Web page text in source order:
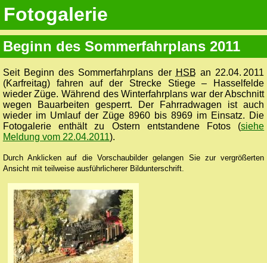
Fotogalerie
Beginn des Sommerfahrplans 2011
Seit Beginn des Sommerfahrplans der HSB an 22.04. 2011
(Karfreitag) fahren auf der Strecke Stiege – Hasselfelde
wieder Züge. Während des Winterfahrplans war der Abschnitt
wegen Bauarbeiten gesperrt. Der Fahrradwagen ist auch
wieder im Umlauf der Züge 8960 bis 8969 im Einsatz. Die
Fotogalerie enthält zu Ostern entstandene Fotos (siehe
Meldung vom 22.04.2011).
Durch Anklicken auf die Vorschaubilder gelangen Sie zur vergrößerten
Ansicht mit teilweise ausführlicherer Bildunterschrift.